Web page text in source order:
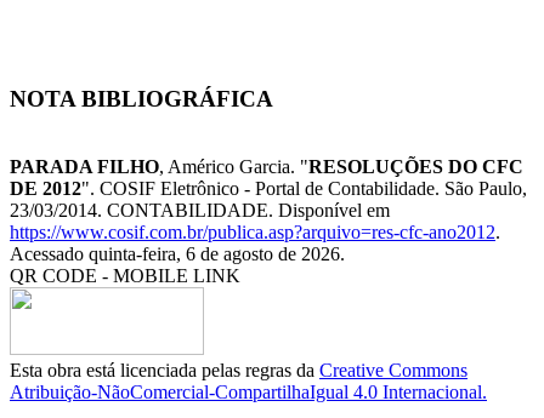
NOTA BIBLIOGRÁFICA
PARADA FILHO, Américo Garcia. "RESOLUÇÕES DO CFC
DE 2012". COSIF Eletrônico - Portal de Contabilidade. São Paulo,
23/03/2014. CONTABILIDADE. Disponível em
https://www.cosif.com.br/publica.asp?arquivo=res-cfc-ano2012.
Acessado quinta-feira, 6 de agosto de 2026.
QR CODE - MOBILE LINK
Esta obra está licenciada pelas regras da Creative Commons
Atribuição-NãoComercial-CompartilhaIgual 4.0 Internacional.